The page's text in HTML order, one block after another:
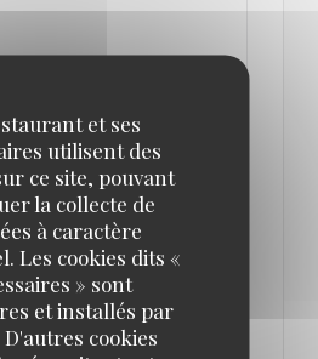
et ses
utilisent des
ce site, pouvant
la collecte de
à caractère
Les cookies dits «
» sont
et installés par
cookies
À 23H00
DE L'AUBERGE
ou par mail !